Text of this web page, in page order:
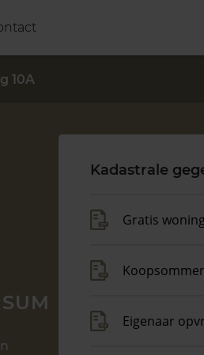
10A
Kadastrale
Gratis
Eigenaar